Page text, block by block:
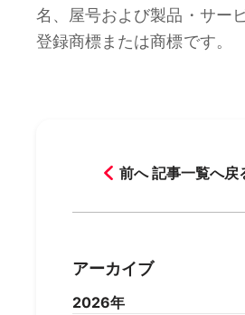
名、屋号および製品・サー
登録商標または商標です。
前へ 記事一覧へ戻
アーカイブ
2026年